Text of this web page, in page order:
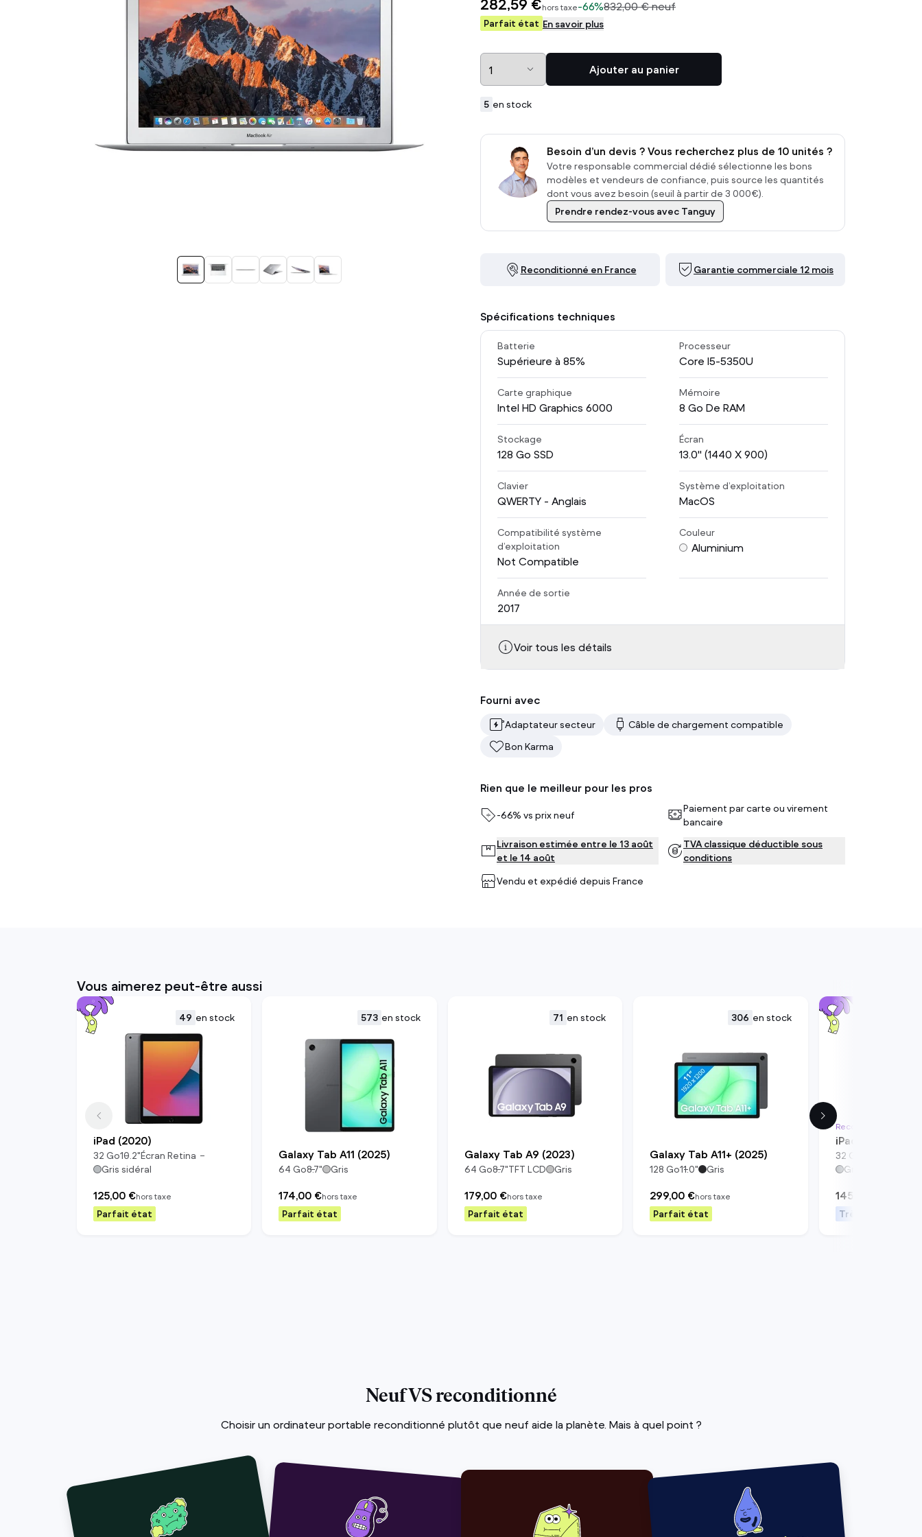
Ecrans PC
Ecrans Apple
TV
voir tout
Chargeurs d'ordinateur
Souris
voir tout
282,59 €hors taxe-66%832,00 € neuf
Parfait état En savoir plus
Ajouter au panier
5 en stock
Besoin d’un devis ? Vous recherchez plus de 10 unités ?
Votre responsable commercial dédié sélectionne les bons
modèles et vendeurs de confiance, puis source les quantités
dont vous avez besoin (seuil à partir de 3 000€).
Prendre rendez-vous avec Tanguy
Reconditionné en France Garantie commerciale 12 mois
Spécifications techniques
Batterie
Supérieure à 85%
Processeur
Core I5-5350U
Carte graphique
Intel HD Graphics 6000
Mémoire
8 Go De RAM
Stockage
128 Go SSD
Écran
13.0" (1440 X 900)
Clavier
QWERTY - Anglais
Système d’exploitation
MacOS
Compatibilité système
d’exploitation
Not Compatible
Couleur
Aluminium
Année de sortie
2017
Voir tous les détails
Fourni avec
Adaptateur secteur
Câble de chargement compatible
Bon Karma
Rien que le meilleur pour les pros
-66% vs prix neuf
Paiement par carte ou virement
bancaire
Livraison estimée entre le 13 août
et le 14 août
TVA classique déductible sous
conditions
Vendu et expédié depuis France
Vous aimerez peut-être aussi
49 en stock
iPad (2020)
32 Go10.2"Écran Retina
Gris sidéral
125,00 €hors taxe
Parfait état
573 en stock
Galaxy Tab A11 (2025)
64 Go8.7" Gris
174,00 €hors taxe
Parfait état
71 en stock
Galaxy Tab A9 (2023)
64 Go8.7"TFT LCD Gris
179,00 €hors taxe
Parfait état
306 en stock
Galaxy Tab A11+ (2025)
128 Go11.0" Gris
299,00 €hors taxe
Parfait état
Reconditionné en
iPad (2020)
32 Go
Gris sidéral
145,98 €
Très bon état
Neuf VS reconditionné
Choisir un ordinateur portable reconditionné plutôt que neuf aide la planète. Mais à quel point ?